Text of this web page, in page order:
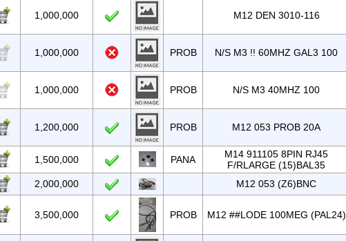
1,000,000 M12 DEN 3010-116
1,000,000 PROB N/S M3 !! 60MHZ GAL3 100
1,000,000 PROB N/S M3 40MHZ 100
1,200,000 PROB M12 053 PROB 20A
1,500,000 PANA
M14 911105 8PIN RJ45
F/RLARGE (15)BAL35
2,000,000 M12 053 (Z6)BNC
3,500,000 PROB M12 ##LODE 100MEG (PAL24)